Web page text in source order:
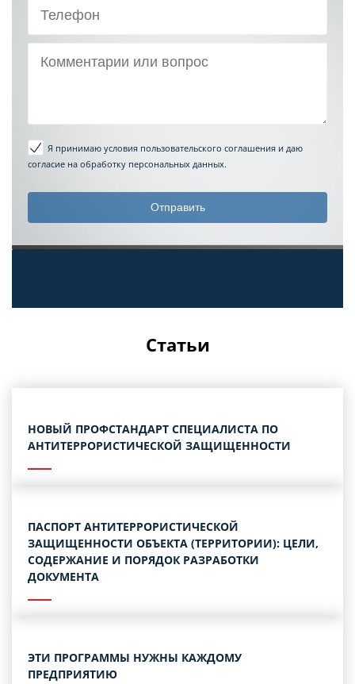
Я принимаю условия пользовательского соглашения и даю
согласие на обработку персональных данных.
Статьи
НОВЫЙ ПРОФСТАНДАРТ СПЕЦИАЛИСТА ПО
АНТИТЕРРОРИСТИЧЕСКОЙ ЗАЩИЩЕННОСТИ
ПАСПОРТ АНТИТЕРРОРИСТИЧЕСКОЙ
ЗАЩИЩЕННОСТИ ОБЪЕКТА (ТЕРРИТОРИИ): ЦЕЛИ,
СОДЕРЖАНИЕ И ПОРЯДОК РАЗРАБОТКИ
ДОКУМЕНТА
ЭТИ ПРОГРАММЫ НУЖНЫ КАЖДОМУ
ПРЕДПРИЯТИЮ